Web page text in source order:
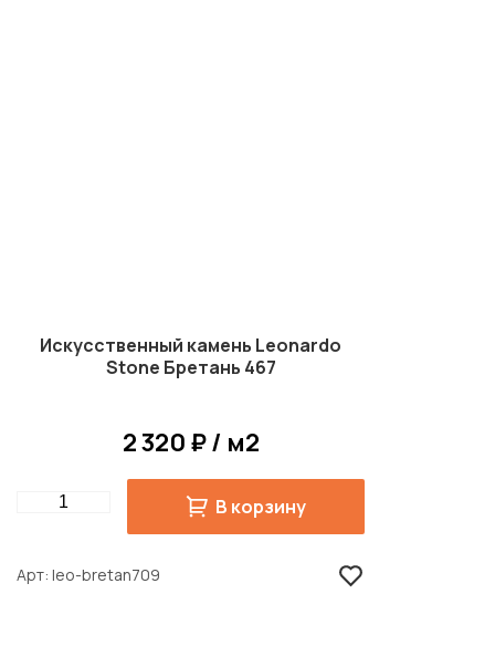
Искусственный камень Leonardo
Stone Бретань 467
2 320 ₽ / м2
Quantity В корзину
Арт leo-bretan709